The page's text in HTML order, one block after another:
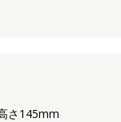
さ145mm